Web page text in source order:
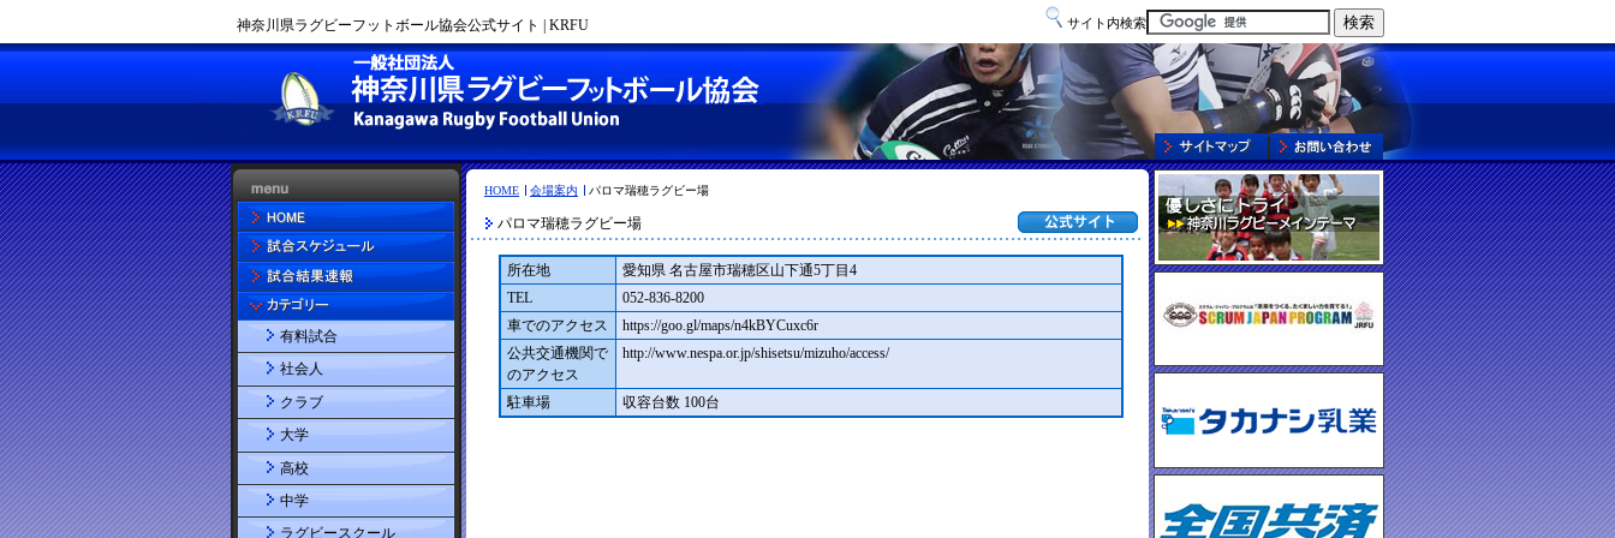
神奈川県ラグビーフットボール協会公式サイト | KRFU サイト内検索
HOME 会場案内 パロマ瑞穂ラグビー場
パロマ瑞穂ラグビー場
所在地
愛知県 名古屋市瑞穂区山下通5丁目4
TEL
052-836-8200
車でのアクセス
https://goo.gl/maps/n4kBYCuxc6r
公共交通機関で
のアクセス
http://www.nespa.or.jp/shisetsu/mizuho/access/
駐車場 収容台数 100台
有料試合
社会人
クラブ
大学
高校
中学
ラグビースクール